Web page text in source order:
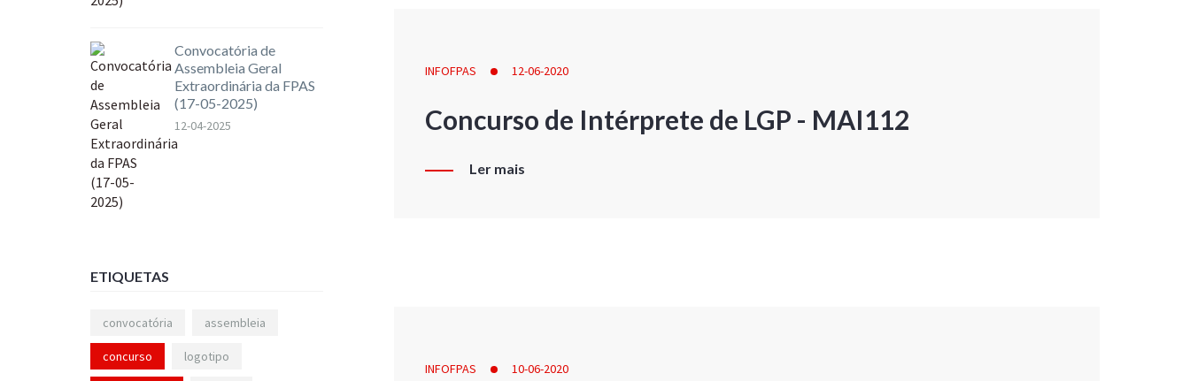
INFOFPAS 12-06-2020
Concurso de Intérprete de LGP - MAI112
Ler mais
INFOFPAS 10-06-2020
Convocatória de
Assembleia Geral
Extraordinária da FPAS
(17-05-2025)
12-04-2025
ETIQUETAS
convocatória assembleia
concurso logotipo